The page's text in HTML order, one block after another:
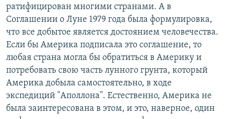
ратифицирован многими странами. А в
Соглашении о Луне 1979 года была формулировка,
что все добытое является достоянием человечества.
Если бы Америка подписала это соглашение, то
любая страна могла бы обратиться в Америку и
потребовать свою часть лунного грунта, который
Америка добыла самостоятельно, в ходе
экспедиций "Аполлона". Естественно, Америка не
была заинтересована в этом, и это, наверное, один